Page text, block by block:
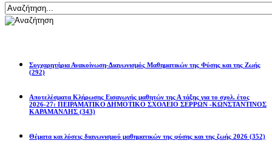
Συγχαρητήρια Ανακοίνωση-Διαγωνισμός Μαθηματικών της Φύσης και της Ζωής
(292)
Αποτελέσματα Κλήρωσης Εισαγωγής μαθητών της Α τάξης για το σχολ. έτος
2026-27: ΠΕΙΡΑΜΑΤΙΚΟ ΔΗΜΟΤΙΚΟ ΣΧΟΛΕΙΟ ΣΕΡΡΩΝ -ΚΩΝΣΤΑΝΤΙΝΟΣ
ΚΑΡΑΜΑΝΛΗΣ (343)
Θέματα και λύσεις διαγωνισμού μαθηματικών της φύσης και της ζωής 2026 (352)